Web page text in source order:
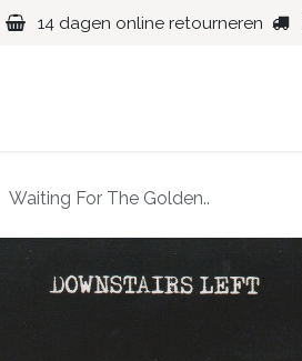
14 dagen online retourneren
Waiting For The Golden..